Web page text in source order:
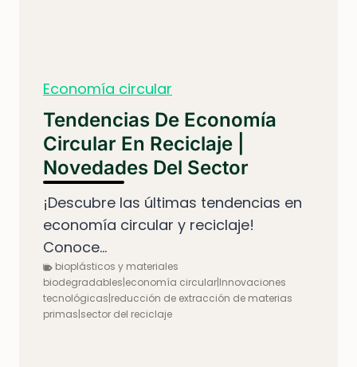
Economía circular
Tendencias De Economía
Circular En Reciclaje |
Novedades Del Sector
¡Descubre las últimas tendencias en
economía circular y reciclaje!
Conoce...
bioplásticos y materiales
biodegradables|economía circular|Innovaciones
tecnológicas|reducción de extracción de materias
primas|sector del reciclaje